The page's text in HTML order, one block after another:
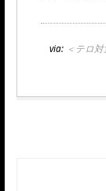
via: ＜テロ